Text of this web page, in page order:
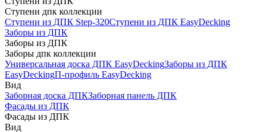
Ступени дпк коллекции
Ступени из ДПК Step-320Ступени из ДПК EasyDecking
Заборы из ДПК
Заборы из ДПК
Заборы дпк коллекции
Универсальная доска ДПК EasyDeckingЗаборы из ДПК
EasyDeckingП-профиль EasyDecking
Вид
Заборная доска ДПКЗаборная панель ДПК
Фасады из ДПК
Фасады из ДПК
Вид